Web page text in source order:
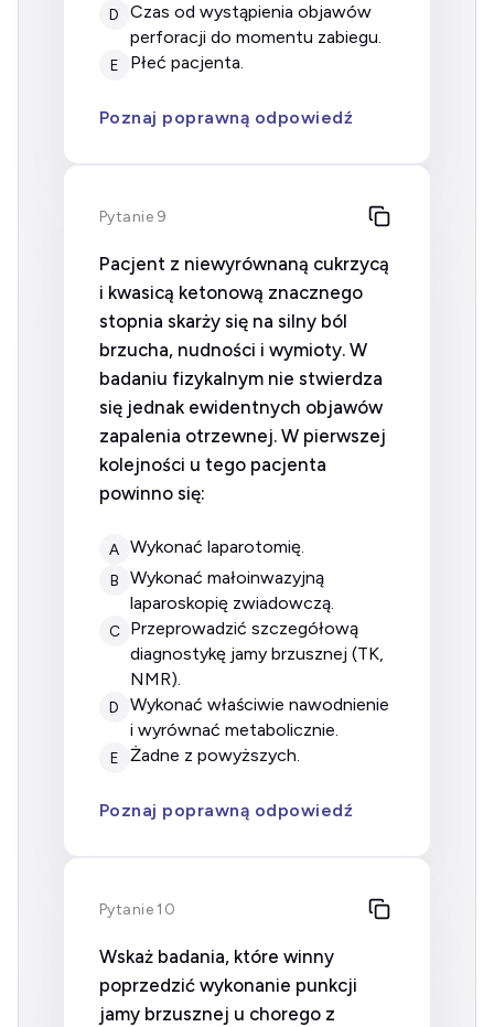
D
czas od wystąpienia objawów
perforacji do momentu zabiegu.
E płeć pacjenta.
Poznaj poprawną odpowiedź
Pytanie 9
Pacjent z niewyrównaną cukrzycą
i kwasicą ketonową znacznego
stopnia skarży się na silny ból
brzucha, nudności i wymioty. W
badaniu fizykalnym nie stwierdza
się jednak ewidentnych objawów
zapalenia otrzewnej. W pierwszej
kolejności u tego pacjenta
powinno się:
A wykonać laparotomię.
B
wykonać małoinwazyjną
laparoskopię zwiadowczą.
C
przeprowadzić szczegółową
diagnostykę jamy brzusznej (TK,
NMR).
D
wykonać właściwie nawodnienie
i wyrównać metabolicznie.
E żadne z powyższych.
Poznaj poprawną odpowiedź
Pytanie 10
Wskaż badania, które winny
poprzedzić wykonanie punkcji
jamy brzusznej u chorego z